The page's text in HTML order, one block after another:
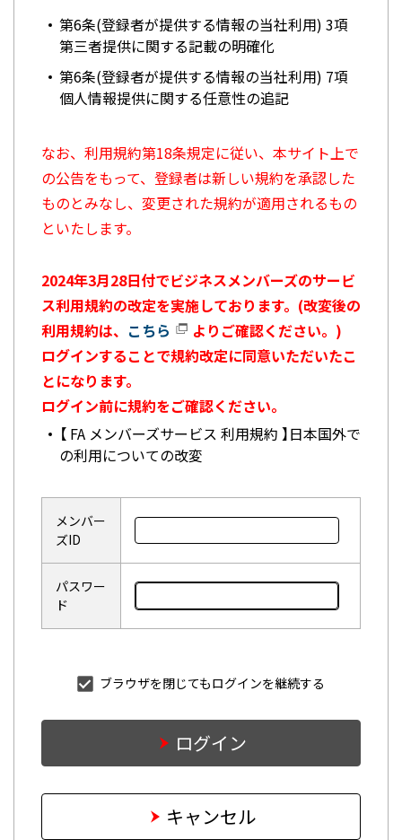
第6条(登録者が提供する情報の当社利用) 3項
第三者提供に関する記載の明確化
第6条(登録者が提供する情報の当社利用) 7項
個人情報提供に関する任意性の追記
なお、利用規約第18条規定に従い、本サイト上で
の公告をもって、登録者は新しい規約を承認した
ものとみなし、変更された規約が適用されるもの
といたします。
2024年3月28日付でビジネスメンバーズのサービ
ス利用規約の改定を実施しております。(改変後の
利用規約は、 こちら
よりご確認ください。)
ログインすることで規約改定に同意いただいたこ
とになります。
ログイン前に規約をご確認ください。
【 FA メンバーズサービス 利用規約 】日本国外で
の利用についての改変
メンバー
ズID
パスワー
ド
ブラウザを閉じてもログインを継続する
ログイン
キャンセル